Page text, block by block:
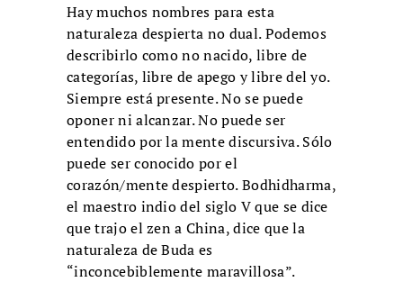
Hay muchos nombres para esta
naturaleza despierta no dual. Podemos
describirlo como no nacido, libre de
categorías, libre de apego y libre del yo.
Siempre está presente. No se puede
oponer ni alcanzar. No puede ser
entendido por la mente discursiva. Sólo
puede ser conocido por el
corazón/mente despierto. Bodhidharma,
el maestro indio del siglo V que se dice
que trajo el zen a China, dice que la
naturaleza de Buda es
“inconcebiblemente maravillosa”.